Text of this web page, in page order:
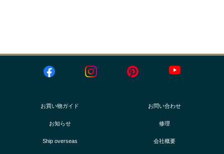
お買い物ガイド お問い合わせ
お知らせ 修理
Ship overseas 会社概要